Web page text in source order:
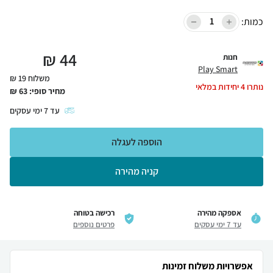
כמות:
חנות
Play Smart
נותרו4יחידות במלאי
44
₪
משלוח 19 ₪
מחיר סופי: 63
₪
עד7ימי עסקים
קניה מהירה
הוספה לעגלה
אספקה מהירה
עד 7 ימי עסקים
רכישה בטוחה
פרטים נוספים
אפשרויות משלוח זמינות